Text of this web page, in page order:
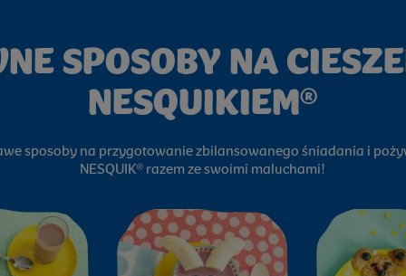
SPOSOBY NA
NESQUIKIEM®
sposoby na przygotowanie zbilansowanego śniadania i
NESQUIK® razem ze swoimi maluchami!